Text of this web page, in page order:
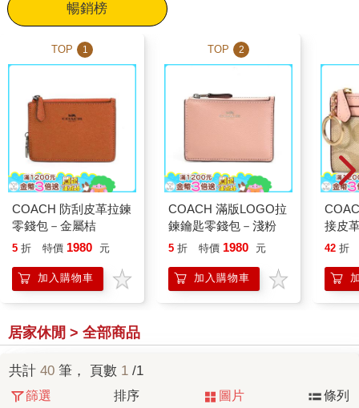
暢銷榜
TOP 1
COACH 防刮皮革拉鍊
零錢包－金屬桔
5 折 特價 1980 元
加入購物車
TOP 2
COACH 滿版LOGO拉
鍊鑰匙零錢包－淺粉
5 折 特價 1980 元
加入購物車
接皮
粉
42 折
居家休閒 > 全部商品
共計 40 筆， 頁數 1 /1
篩選 排序 圖片 條列